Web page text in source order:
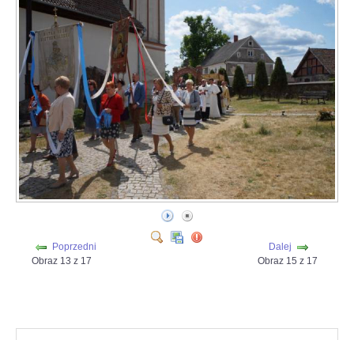
Poprzedni
Obraz 13 z 17
Dalej
Obraz 15 z 17